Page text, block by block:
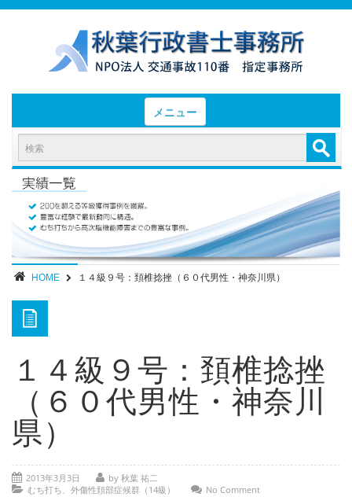
メニュー
HOME
お知らせと業務日誌
認定実績
- 後遺障害等級認定実績（初回申請）
- 後遺障害等級認定実績（異議申立）
部位別症状
- 部位別解説 ～ 交通事故外傷の教科書
- 高次脳機能障害の皆様へ
保険の百科事典
事務所紹介
ご相談・お問い合わせ
HOME １４級９号：頚椎捻挫（６０代男性・神奈川県）
１４級９号：頚椎捻挫
（６０代男性・神奈川
県）
2013年3月3日
by 秋葉 祐二
むち打ち、外傷性頚部症候群（14級）
No Comment